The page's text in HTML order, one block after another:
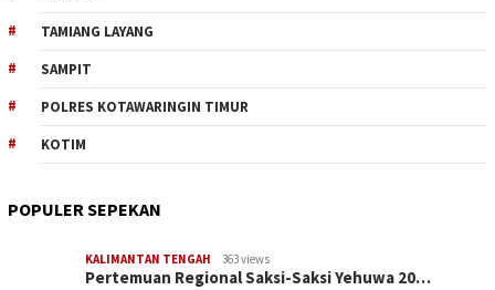
TAMIANG LAYANG
SAMPIT
POLRES KOTAWARINGIN TIMUR
KOTIM
POPULER SEPEKAN
KALIMANTAN TENGAH 363 views
Pertemuan Regional Saksi-Saksi Yehuwa 20…